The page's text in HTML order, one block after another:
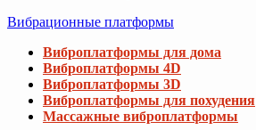
Вибрационные платформы
Виброплатформы для дома
Виброплатформы 4D
Виброплатформы 3D
Виброплатформы для похудения
Массажные виброплатформы